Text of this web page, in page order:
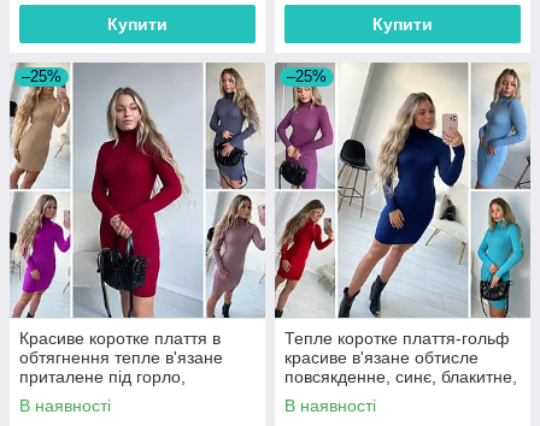
Купити Купити
–25%
Красиве коротке плаття в
обтягнення тепле в'язане
приталене під горло,
бордове, сіре, бежеве,
рожеве
В наявності
–25%
Тепле коротке плаття-гольф
красиве в'язане обтисле
повсякденне, синє, блакитне,
фуксія, червоне
В наявності